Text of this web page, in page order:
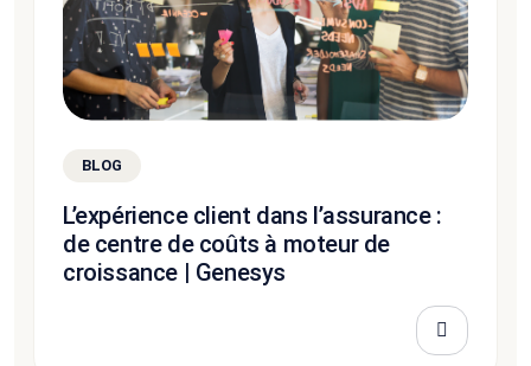
BLOG
L’expérience client dans l’assurance :
de centre de coûts à moteur de
croissance | Genesys